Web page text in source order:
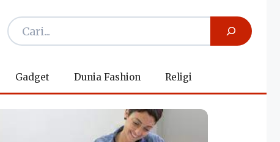
Gadget Dunia Fashion Religi